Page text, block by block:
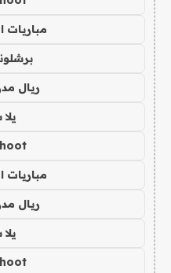
مباريات
ريال
مباريات
ريال